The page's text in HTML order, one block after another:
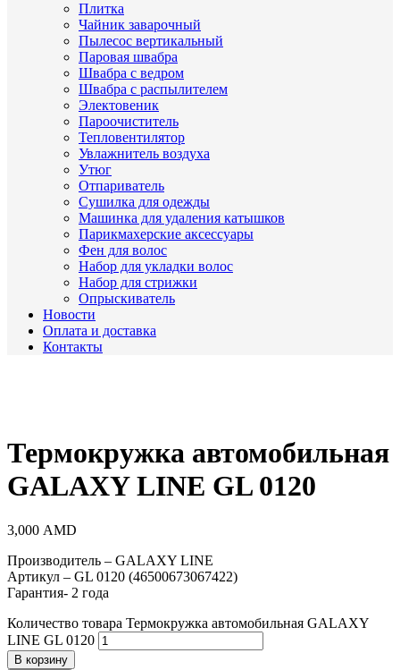
Плитка
Чайник заварочный
Пылесос вертикальный
Паровая швабра
Швабра с ведром
Швабра с распылителем
Электовеник
Пароочиститель
Тепловентилятор
Увлажнитель воздуха
Утюг
Отпариватель
Сушилка для одежды
Машинка для удаления катышков
Парикмахерские аксессуары
Фен для волос
Набор для укладки волос
Набор для стрижки
Опрыскиватель
Новости
Оплата и доставка
Контакты
Термокружка автомобильная
GALAXY LINE GL 0120
3,000 AMD
Производитель – GALAXY LINE
Артикул – GL 0120 (46500673067422)
Гарантия- 2 года
Количество товара Термокружка автомобильная GALAXY
LINE GL 0120
В корзину